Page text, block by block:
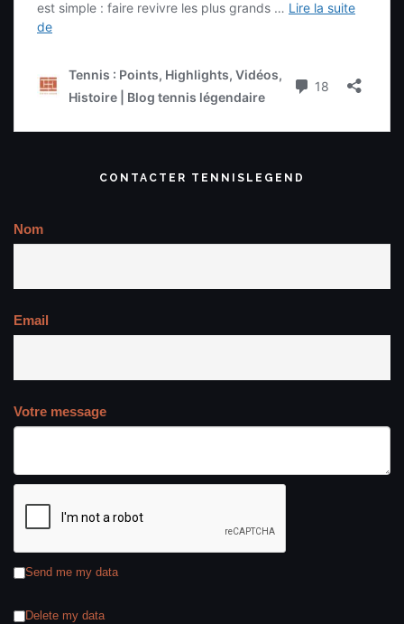
CONTACTER TENNISLEGEND
Nom
Email
Votre message
Send me my data
Delete my data